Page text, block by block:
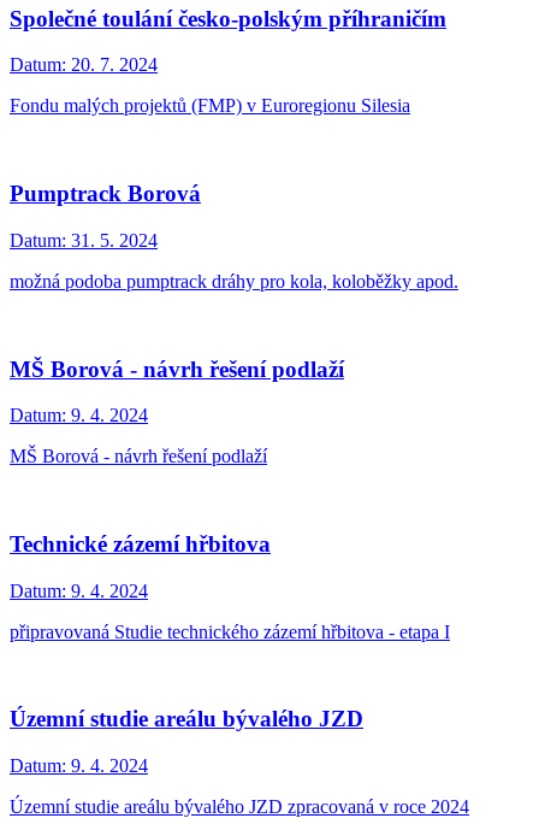
Společné toulání česko-polským příhraničím
Datum: 20. 7. 2024
Fondu malých projektů (FMP) v Euroregionu Silesia
Pumptrack Borová
Datum: 31. 5. 2024
možná podoba pumptrack dráhy pro kola, koloběžky apod.
MŠ Borová - návrh řešení podlaží
Datum: 9. 4. 2024
MŠ Borová - návrh řešení podlaží
Technické zázemí hřbitova
Datum: 9. 4. 2024
připravovaná Studie technického zázemí hřbitova - etapa I
Územní studie areálu bývalého JZD
Datum: 9. 4. 2024
Územní studie areálu bývalého JZD zpracovaná v roce 2024